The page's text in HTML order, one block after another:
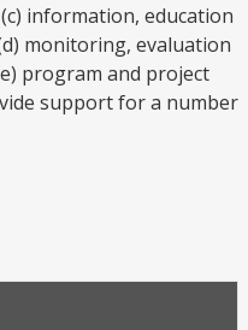
information, education
monitoring, evaluation
program and project
support for a number